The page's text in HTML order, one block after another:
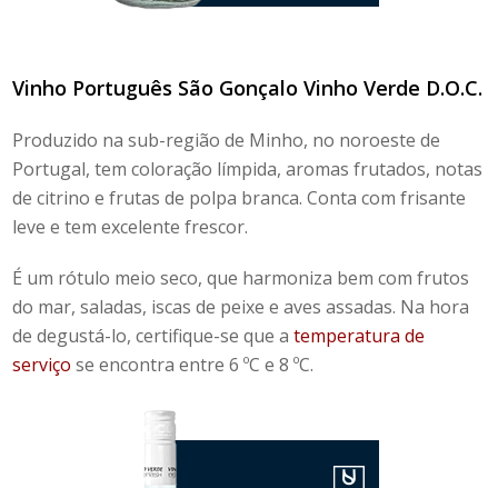
Vinho Português São Gonçalo Vinho Verde D.O.C.
Produzido na sub-região de Minho, no noroeste de
Portugal, tem coloração límpida, aromas frutados, notas
de citrino e frutas de polpa branca. Conta com frisante
leve e tem excelente frescor.
É um rótulo meio seco, que harmoniza bem com frutos
do mar, saladas, iscas de peixe e aves assadas. Na hora
de degustá-lo, certifique-se que atemperatura de
serviço se encontra entre 6 ºC e 8 ºC.